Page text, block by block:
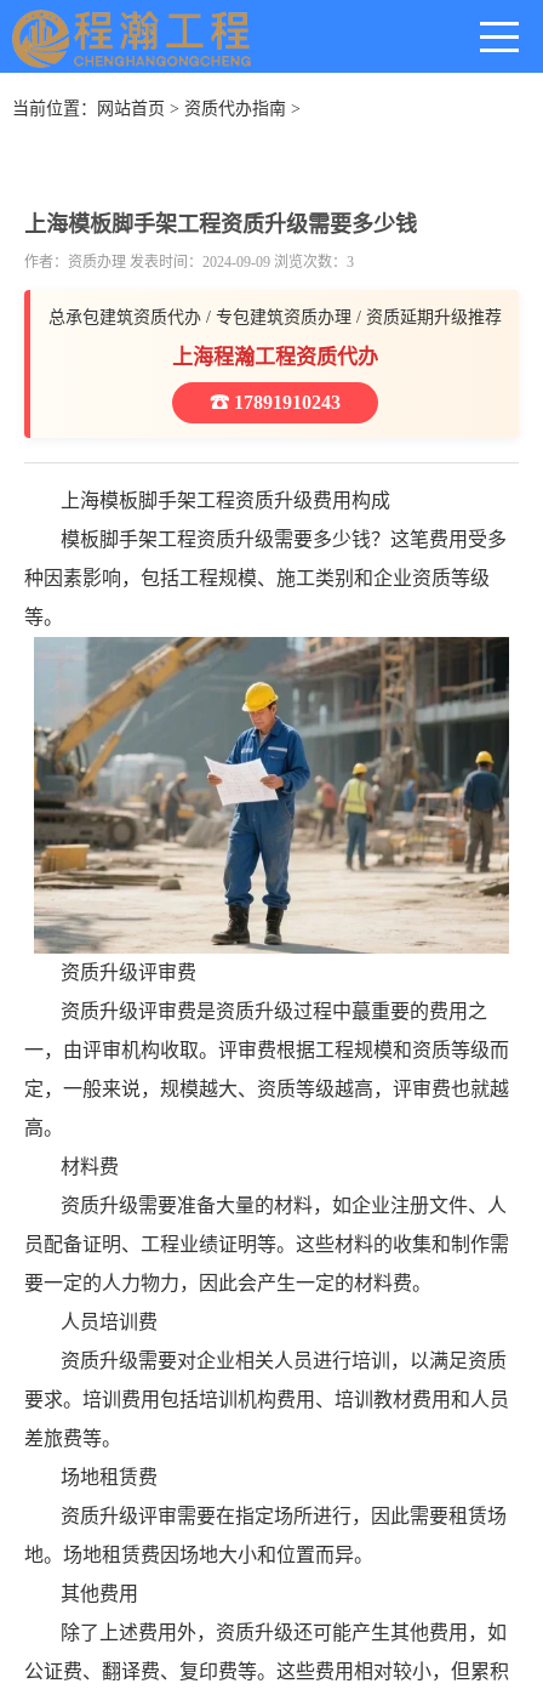
当前位置： 网站首页 > 资质代办指南 >
上海模板脚手架工程资质升级需要多少钱
作者：资质办理 发表时间：2024-09-09 浏览次数：3
总承包建筑资质代办 / 专包建筑资质办理 / 资质延期升级推荐
上海程瀚工程资质代办
☎ 17891910243
上海模板脚手架工程资质升级费用构成
模板脚手架工程资质升级需要多少钱？这笔费用受多
种因素影响，包括工程规模、施工类别和企业资质等级
等。
资质升级评审费
资质升级评审费是资质升级过程中蕞重要的费用之
一，由评审机构收取。评审费根据工程规模和资质等级而
定，一般来说，规模越大、资质等级越高，评审费也就越
高。
材料费
资质升级需要准备大量的材料，如企业注册文件、人
员配备证明、工程业绩证明等。这些材料的收集和制作需
要一定的人力物力，因此会产生一定的材料费。
人员培训费
资质升级需要对企业相关人员进行培训，以满足资质
要求。培训费用包括培训机构费用、培训教材费用和人员
差旅费等。
场地租赁费
资质升级评审需要在指定场所进行，因此需要租赁场
地。场地租赁费因场地大小和位置而异。
其他费用
除了上述费用外，资质升级还可能产生其他费用，如
公证费、翻译费、复印费等。这些费用相对较小，但累积